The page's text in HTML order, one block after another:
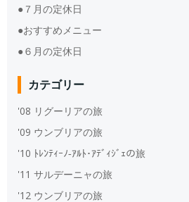
●７月の定休日
●おすすめメニュー
●６月の定休日
カテゴリー
'08 リグーリアの旅
'09 ウンブリアの旅
'10 ﾄﾚﾝﾃｨｰﾉ‐ｱﾙﾄ･ｱﾃﾞｨｼﾞｪの旅
'11 サルデーニャの旅
'12 ウンブリアの旅